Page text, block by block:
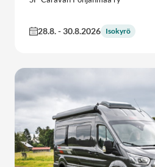
28.8.-30.8.2026 Isokyrö